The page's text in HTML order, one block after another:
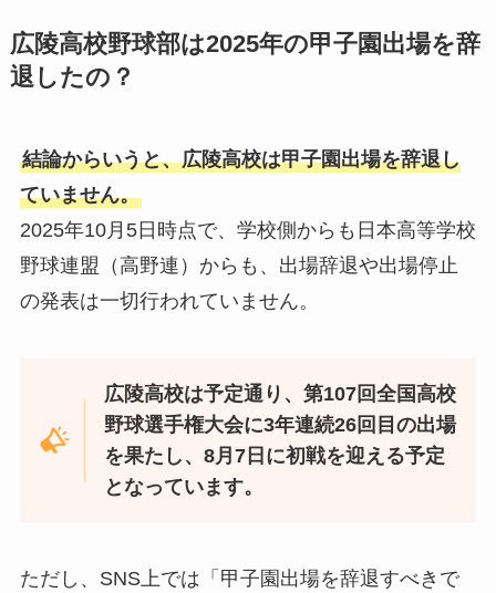
広陵高校野球部は2025年の甲子園出場を辞
退したの？
結論からいうと、広陵高校は甲子園出場を辞退し
ていません。
2025年10月5日時点で、学校側からも日本高等学校
野球連盟（高野連）からも、出場辞退や出場停止
の発表は一切行われていません。
広陵高校は予定通り、第107回全国高校
野球選手権大会に3年連続26回目の出場
を果たし、8月7日に初戦を迎える予定
となっています。
ただし、SNS上では「甲子園出場を辞退すべきで